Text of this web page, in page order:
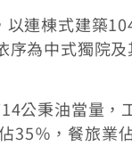
連棟式建築
為中式獨院
公秉油當量，
35％，餐旅業